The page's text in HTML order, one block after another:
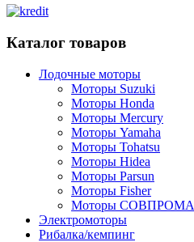
Каталог товаров
Лодочные моторы
Моторы Suzuki
Моторы Honda
Моторы Mercury
Моторы Yamaha
Моторы Tohatsu
Моторы Hidea
Моторы Parsun
Моторы Fisher
Моторы СОВПРОМА
Электромоторы
Рибалка/кемпинг